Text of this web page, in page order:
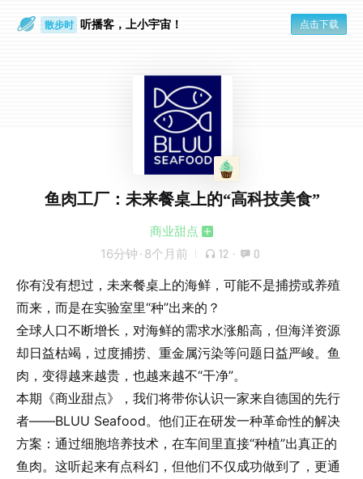
通勤路上 听播客，上小宇宙！ 点击下载
鱼肉工厂：未来餐桌上的“高科技美食”
商业甜点
16分钟 · 8个月前 12 · 0
你有没有想过，未来餐桌上的海鲜，可能不是捕捞或养殖
而来，而是在实验室里“种”出来的？
全球人口不断增长，对海鲜的需求水涨船高，但海洋资源
却日益枯竭，过度捕捞、重金属污染等问题日益严峻。鱼
肉，变得越来越贵，也越来越不“干净”。
本期《商业甜点》，我们将带你认识一家来自德国的先行
者——BLUU Seafood。他们正在研发一种革命性的解决
方案：通过细胞培养技术，在车间里直接“种植”出真正的
鱼肉。这听起来有点科幻，但他们不仅成功做到了，更通